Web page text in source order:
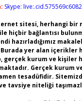
Skype:
sitesi, herhangi bir
hiçbir bağlantısı
hazırladığımız
Burada yer alan içerikler
gerçek kurum ve kişiler
Gerçek kurum
tesadüfidir.
tavsiye niteliği